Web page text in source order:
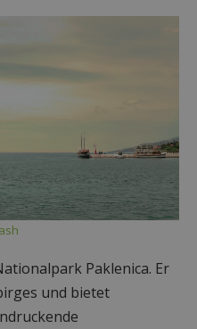
Paklenica. Er
und bietet